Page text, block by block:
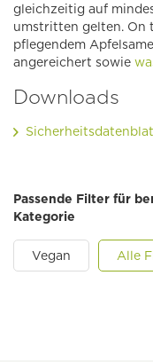
gleichzeitig auf
umstritten gelten. On
pflegendem
angereichert sowie
Downloads
Passende Filter für
Kategorie
Vegan Alle